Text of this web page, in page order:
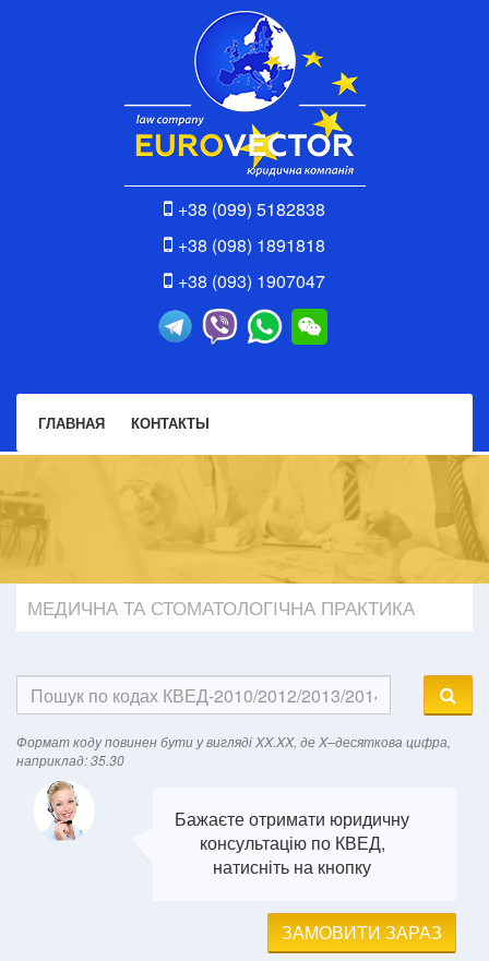
+38 (099) 5182838
+38 (098) 1891818
+38 (093) 1907047
ГЛАВНАЯ КОНТАКТЫ
МЕДИЧНА ТА СТОМАТОЛОГІЧНА ПРАКТИКА
Формат кодy повинен бути у вигляді XX.XX, де X–десяткова цифра,
наприклад: 35.30
Бажаєте отримати юридичну
консультацію по КВЕД,
натисніть на кнопку
ЗАМОВИТИ ЗАРАЗ